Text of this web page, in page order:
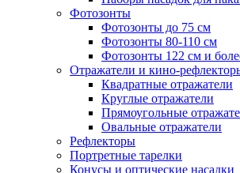
Фотозонты
Фотозонты до 75 см
Фотозонты 80-110 см
Фотозонты 122 см и
Отражатели и кино-
Квадратные отражатели
Круглые отражатели
Прямоугольные
Овальные отражатели
Рефлекторы
Портретные тарелки
Конусы и оптические насадки